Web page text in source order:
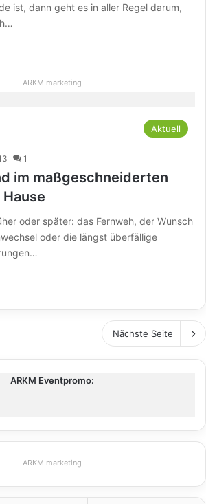
ist, dann geht es in aller Regel darum,
ARKM.marketing
Aktuell
1
im maßgeschneiderten
oder später: das Fernweh, der Wunsch
oder die längst überfällige
Nächste Seite
ARKM Eventpromo:
ARKM.marketing